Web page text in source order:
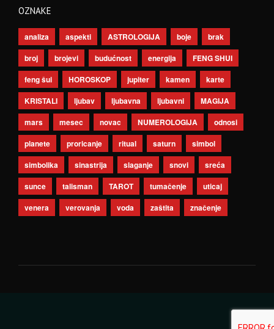
OZNAKE
analiza aspekti ASTROLOGIJA boje
brak
broj
brojevi budućnost energija
FENG SHUI
feng šui
HOROSKOP jupiter kamen
karte
KRISTALI
ljubav ljubavna ljubavni
MAGIJA
mars
mesec novac NUMEROLOGIJA
odnosi
planete
proricanje ritual saturn
simbol
simbolika
sinastrija slaganje snovi
sreća
sunce
talisman TAROT tumačenje
uticaj
venera
verovanja voda zaštita značenje